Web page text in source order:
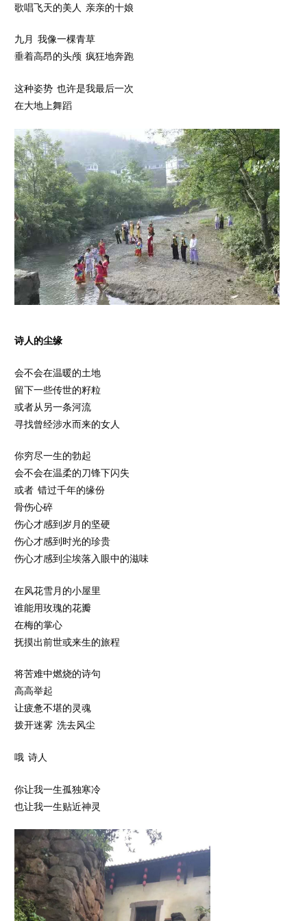
歌唱飞天的美人 亲亲的十娘
九月 我像一棵青草
垂着高昂的头颅 疯狂地奔跑
这种姿势 也许是我最后一次
在大地上舞蹈
诗人的尘缘
会不会在温暖的土地
留下一些传世的籽粒
或者从另一条河流
寻找曾经涉水而来的女人
你穷尽一生的勃起
会不会在温柔的刀锋下闪失
或者 错过千年的缘份
骨伤心碎
伤心才感到岁月的坚硬
伤心才感到时光的珍贵
伤心才感到尘埃落入眼中的滋味
在风花雪月的小屋里
谁能用玫瑰的花瓣
在梅的掌心
抚摸出前世或来生的旅程
将苦难中燃烧的诗句
高高举起
让疲惫不堪的灵魂
拨开迷雾 洗去风尘
哦 诗人
你让我一生孤独寒冷
也让我一生贴近神灵